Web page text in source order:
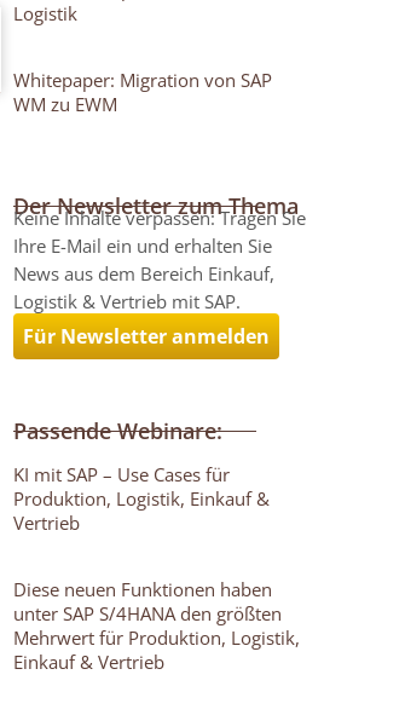
Logistik
Whitepaper: Migration von SAP
WM zu EWM
Der Newsletter zum Thema
Keine Inhalte verpassen: Tragen Sie
Ihre E-Mail ein und erhalten Sie
News aus dem Bereich Einkauf,
Logistik & Vertrieb mit SAP.
Für Newsletter anmelden
Passende Webinare:
KI mit SAP – Use Cases für
Produktion, Logistik, Einkauf &
Vertrieb
Diese neuen Funktionen haben
unter SAP S/4HANA den größten
Mehrwert für Produktion, Logistik,
Einkauf & Vertrieb